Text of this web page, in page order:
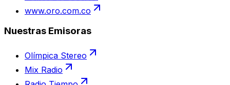
www.oro.com.co
Nuestras Emisoras
Olímpica Stereo
Mix Radio